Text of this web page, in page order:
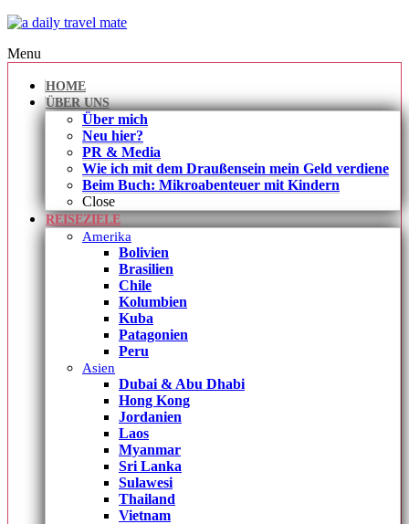
Menu
HOME
ÜBER UNS
Über mich
Neu hier?
PR & Media
Wie ich mit dem Draußensein mein Geld verdiene
Beim Buch: Mikroabenteuer mit Kindern
Close
REISEZIELE
Amerika
Bolivien
Brasilien
Chile
Kolumbien
Kuba
Patagonien
Peru
Asien
Dubai & Abu Dhabi
Hong Kong
Jordanien
Laos
Myanmar
Sri Lanka
Sulawesi
Thailand
Vietnam